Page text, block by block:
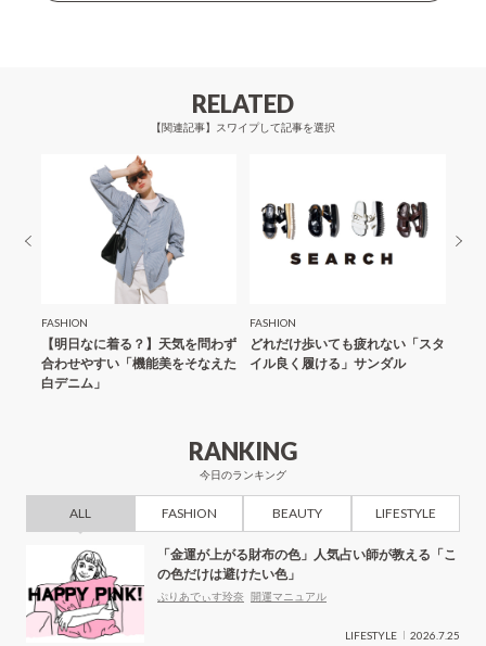
RELATED
【関連記事】スワイプして記事を選択
FASHION
【明日なに着る？】天気を問わず
合わせやすい「機能美をそなえた
白デニム」
FASHION
どれだけ歩いても疲れない「スタ
イル良く履ける」サンダル
RANKING
今日のランキング
ALL FASHION BEAUTY LIFESTYLE
「金運が上がる財布の色」人気占い師が教える「こ
の色だけは避けたい色」
ぷりあでぃす玲奈 開運マニュアル
LIFESTYLE 2026.7.25